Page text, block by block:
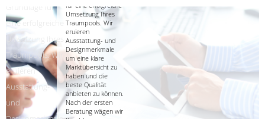
Grundlage für
eine erfolgreiche
Umsetzung Ihres
Traumpools. Wir
eruieren
Ausstattung-
und
für eine erfolgreiche
Umsetzung Ihres
Traumpools. Wir
eruieren
Ausstattung- und
Designmerkmale
um eine klare
Marktübersicht zu
haben und die
beste Qualität
anbieten zu können.
Nach der ersten
Beratung wägen wir